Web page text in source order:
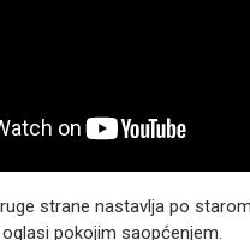
strane nastavlja po
pokojim saopćenjem.